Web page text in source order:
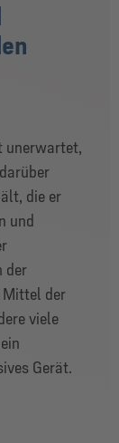
unerwartet,
die er
und
der
Mittel der
viele
Gerät.